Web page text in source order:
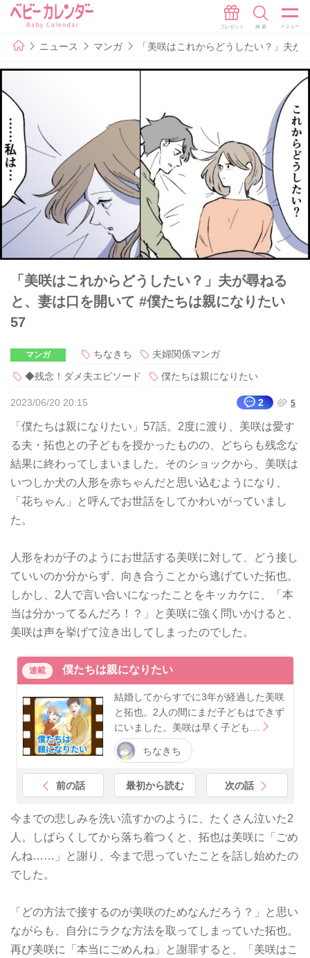
ニュース マンガ 「美咲はこれからどうしたい？」夫
「美咲はこれからどうしたい？」夫が尋ねる
と、妻は口を開いて #僕たちは親になりたい
57
マンガ ちなきち
夫婦関係マンガ
◆残念！ダメ夫エピソード
僕たちは親になりたい
2023/06/20 20:15 2 5
「僕たちは親になりたい」57話。2度に渡り、美咲は愛す
る夫・拓也との子どもを授かったものの、どちらも残念な
結果に終わってしまいました。そのショックから、美咲は
いつしか犬の人形を赤ちゃんだと思い込むようになり、
「花ちゃん」と呼んでお世話をしてかわいがっていまし
た。
人形をわが子のようにお世話する美咲に対して、どう接し
ていいのか分からず、向き合うことから逃げていた拓也。
しかし、2人で言い合いになったことをキッカケに、「本
当は分かってるんだろ！？」と美咲に強く問いかけると、
美咲は声を挙げて泣き出してしまったのでした。
連載 僕たちは親になりたい
結婚してからすでに3年が経過した美咲
と拓也。2人の間にまだ子どもはできず
にいました。美咲は早く子ども…
ちなきち
前の話 最初から読む 次の話
今までの悲しみを洗い流すかのように、たくさん泣いた2
人。しばらくしてから落ち着つくと、拓也は美咲に「ごめ
んね……」と謝り、今まで思っていたことを話し始めたの
でした。
「どの方法で接するのが美咲のためなんだろう？」と思い
ながらも、自分にラクな方法を取ってしまっていた拓也。
再び美咲に「本当にごめんね」と謝罪すると、「美咲はこ